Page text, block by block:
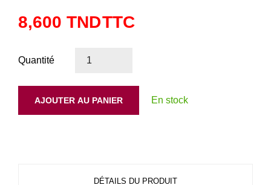
8,600 TNDTTC
Quantité
AJOUTER AU PANIER En stock
DÉTAILS DU PRODUIT